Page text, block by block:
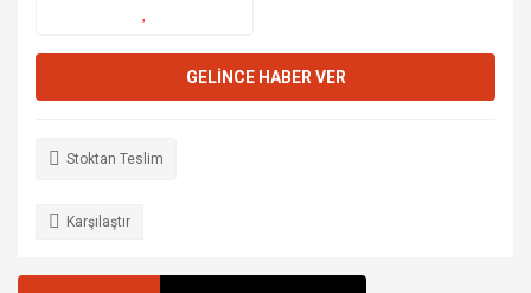
GELİNCE HABER VER
Stoktan Teslim
Karşılaştır